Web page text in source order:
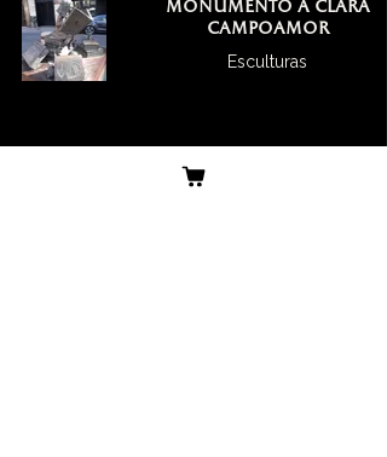
Monumento a Clara
Campoamor
Esculturas
Clara Campoamor, la